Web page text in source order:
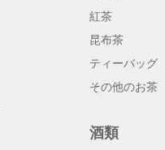
紅茶
昆布茶
ティーバッグ
その他のお茶
酒類